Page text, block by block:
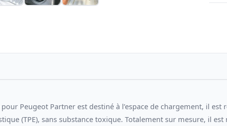
Peugeot Partner est destiné à l’espace de chargement, il est
(TPE), sans substance toxique. Totalement sur mesure, il est